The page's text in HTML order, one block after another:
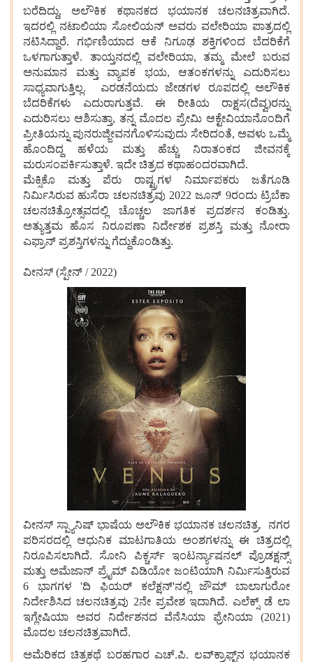
ಬರೆದಿದ್ದು, ಅಲೌಕಿಕ ಕಥಾನಕದ ಭಯಾನಕ ಚಲನಚಿತ್ರವಾಗಿದೆ.
ಇದರಲ್ಲಿ ನಟಾಲಿಯಾ ಸೋಲಿಯನ್ ಅವರು ವಲೇರಿಯಾ ಪಾತ್ರದಲ್ಲಿ
ನಟಿಸಿದ್ದಾರೆ. ಗರ್ಭಿಣಿಯಾದ ಆಕೆ ನಿಗೂಢ ಶಕ್ತಿಗಳಿಂದ ಬೆದರಿಕೆಗೆ
ಒಳಗಾಗುತ್ತಾಳೆ. ತಾಯ್ತನದಲ್ಲಿ ವಲೇರಿಯಾ, ತಮ್ಮ ಮೇಲೆ ಬರುವ
ಅನುಮಾನ ಮತ್ತು ವ್ಯಾಪಕ ಭಯ, ಆತಂಕಗಳನ್ನು ಎದುರಿಸಲು
ಸಾಧ್ಯವಾಗುತ್ತಿಲ್ಲ. ಎರಡನೆಯದು ಜೇಡಗಳ ರೂಪದಲ್ಲಿ ಅಲೌಕಿಕ
ಬೆದರಿಕೆಗಳು ಎದುರಾಗುತ್ತವೆ. ಈ ರೀತಿಯ ರಾಕ್ಷಸ(ದೆವ್ವ)ರನ್ನು
ಎದುರಿಸಲು ಆಶಿಸುತ್ತಾ, ತನ್ನ ಮೊದಲ ಪ್ರೇಮಿ ಆಕ್ಟೇವಿಯಾನೊಂದಿಗೆ
ಪ್ರೀತಿಯನ್ನು ಪುನರುಜ್ಜೀವನಗೊಳಿಸುವುದು ಸೇರಿದಂತೆ, ಅವಳು ಒಮ್ಮೆ
ಹೊಂದಿದ್ದ ಹಳೆಯ ಮತ್ತು ಹೆಚ್ಚು ನಿರಾತಂಕದ ಜೀವನಕ್ಕೆ
ಮರುಸಂಪರ್ಕಿಸುತ್ತಾಳೆ. ಇದೇ ಚಿತ್ರದ ಕಥಾಹಂದರವಾಗಿದೆ.
ಮೆಕ್ಸಿಕೊ ಮತ್ತು ಪೆರು ರಾಷ್ಟ್ರಗಳ ನಿರ್ಮಾಪಕರು ಜತೆಗೂಡಿ
ನಿರ್ಮಿಸಿರುವ ಹುಸೆರಾ ಚಲನಚಿತ್ರವು 2022 ಜೂನ್ 9ರಂದು ಟ್ರಿಬೆಕಾ
ಚಲನಚಿತ್ರೋತ್ಸವದಲ್ಲಿ ಚೊಚ್ಚಲ ಜಾಗತಿಕ ಪ್ರದರ್ಶನ ಕಂಡಿತ್ತು.
ಅತ್ಯುತ್ತಮ ಹೊಸ ನಿರೂಪಣಾ ನಿರ್ದೇಶಕ ಪ್ರಶಸ್ತಿ ಮತ್ತು ನೋರಾ
ಎಫ್ರಾನ್ ಪ್ರಶಸ್ತಿಗಳನ್ನು ಗೆದ್ದುಕೊಂಡಿತ್ತು.
ವೀನಸ್ (ಸ್ಪೇನ್ / 2022)
ವೀನಸ್ ಸ್ಪ್ಯಾನಿಷ್ ಭಾಷೆಯ ಅಲೌಕಿಕ ಭಯಾನಕ ಚಲನಚಿತ್ರ. ನಗರ
ಪರಿಸರದಲ್ಲಿ ಆಧುನಿಕ ಮಾಟಗಾತಿಯ ಅಂಶಗಳನ್ನು ಈ ಚಿತ್ರದಲ್ಲಿ
ನಿರೂಪಿಸಲಾಗಿದೆ. ಸೋನಿ ಪಿಕ್ಚರ್ಸ್ ಇಂಟರ್ನ್ಯಾಷನಲ್ ಪ್ರೊಡಕ್ಷನ್ಸ್
ಮತ್ತು ಅಮೆಜಾನ್ ಪ್ರೈಮ್ ವಿಡಿಯೋ ಜಂಟಿಯಾಗಿ ನಿರ್ಮಿಸುತ್ತಿರುವ
6 ಭಾಗಗಳ 'ದಿ ಫಿಯರ್ ಕಲೆಕ್ಷನ್'ನಲ್ಲಿ ಜೌಮ್ ಬಾಲಾಗುರೋ
ನಿರ್ದೇಶಿಸಿದ ಚಲನಚಿತ್ರವು 2ನೇ ಪ್ರವೇಶ ಇದಾಗಿದೆ. ಎಲೆಕ್ಸ್ ಡೆ ಲಾ
ಇಗ್ಲೇಷಿಯಾ ಅವರ ನಿರ್ದೇಶನದ ವೆನೆಸಿಯಾ ಫ್ರೇನಿಯಾ (2021)
ಮೊದಲ ಚಲನಚಿತ್ರವಾಗಿದೆ.
ಅಮೆರಿಕದ ಚಿತ್ರಕಥೆ ಬರಹಗಾರ ಎಚ್.ಪಿ. ಲವ್‌ಕ್ರಾಫ್ಟ್‌ನ ಭಯಾನಕ